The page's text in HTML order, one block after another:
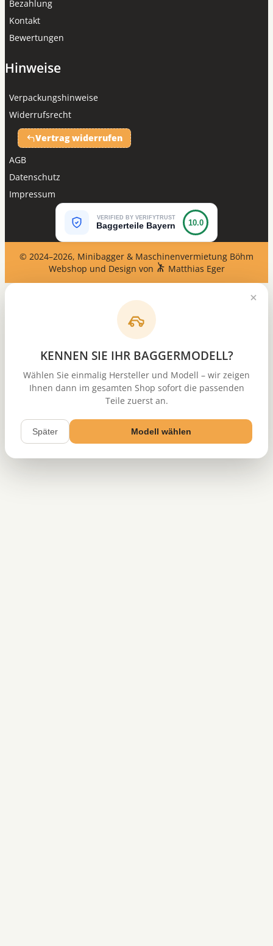
Bezahlung
Kontakt
Bewertungen
Hinweise
Verpackungshinweise
Widerrufsrecht
Vertrag widerrufen
AGB
Datenschutz
Impressum
VERIFIED BY VERIFYTRUST
Baggerteile Bayern 10.0
© 2024–2026, Minibagger & Maschinenvermietung Böhm
Webshop und Design von
Matthias Eger
KENNEN SIE IHR BAGGERMODELL?
Wählen Sie einmalig Hersteller und Modell – wir zeigen
Ihnen dann im gesamten Shop sofort die passenden
Teile zuerst an.
Später Modell wählen